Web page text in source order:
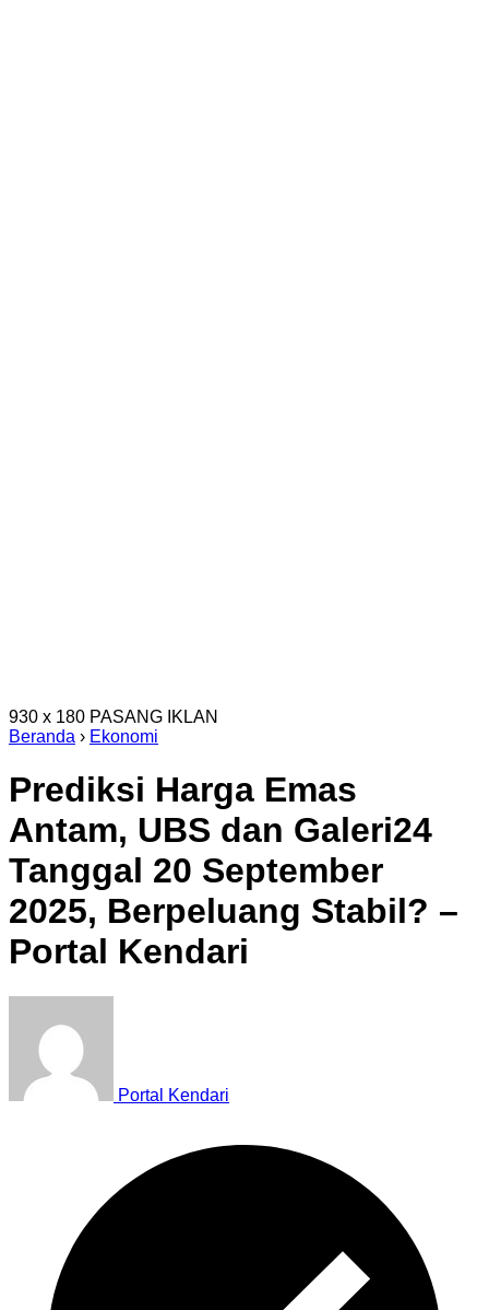
930 x 180 PASANG IKLAN
Beranda › Ekonomi
Prediksi Harga Emas
Antam, UBS dan Galeri24
Tanggal 20 September
2025, Berpeluang Stabil? –
Portal Kendari
Portal Kendari